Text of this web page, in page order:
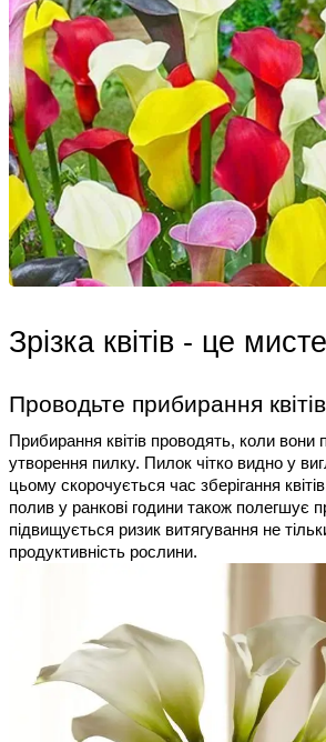
Зрізка квітів - це
Проводьте прибирання
Прибирання квітів проводять, коли
утворення пилку. Пилок чітко видно у
цьому скорочується час зберігання
полив у ранкові години також полегшує
підвищується ризик витягування не
продуктивність рослини.